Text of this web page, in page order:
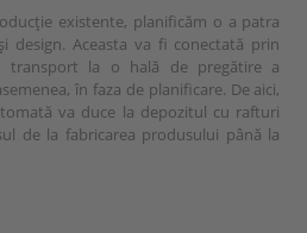
existente, planificăm o a patra
design. Aceasta va fi conectată prin
transport la o hală de pregătire a
în faza de planificare. De aici,
va duce la depozitul cu rafturi
de la fabricarea produsului până la